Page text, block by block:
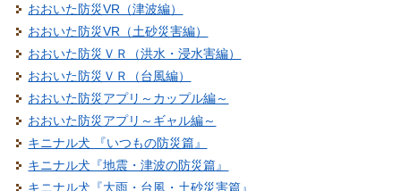
おおいた防災VR（津波編）
おおいた防災VR（土砂災害編）
おおいた防災ＶＲ（洪水・浸水害編）
おおいた防災ＶＲ（台風編）
おおいた防災アプリ～カップル編～
おおいた防災アプリ～ギャル編～
キニナル犬 『いつもの防災篇』
キニナル犬『地震・津波の防災篇』
キニナル犬『大雨・台風・土砂災害篇』